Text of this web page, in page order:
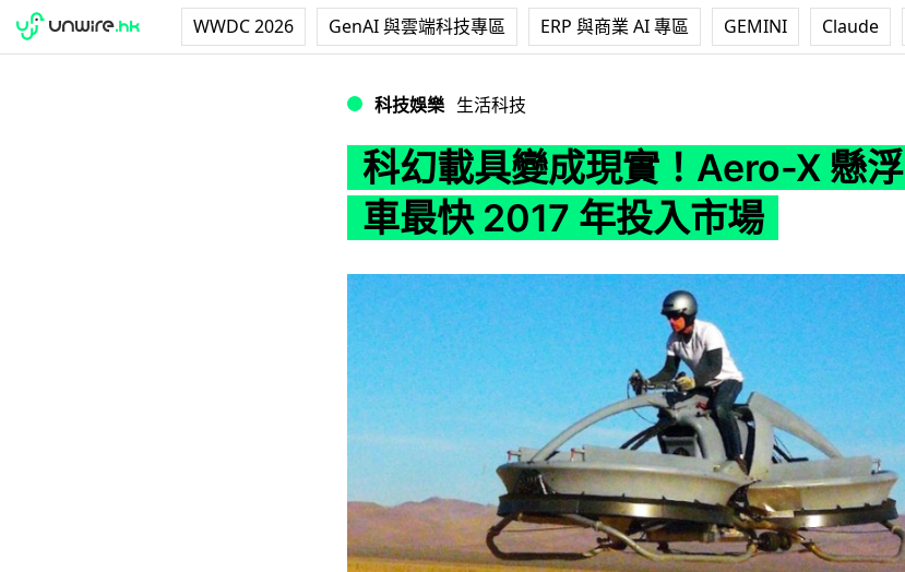
WWDC 2026 GenAI 與雲端科技專區 ERP 與商業 AI 專區 GEMINI Claude
科技娛樂 生活科技
科幻載具變成現實！Aero-X 懸浮
車最快 2017 年投入市場